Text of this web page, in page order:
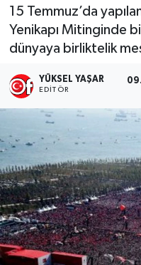
15 Temmuz’da
Yenikapı Mitinginde
dünyaya birliktelik
YÜKSEL YAŞAR
EDITÖR
Süper Lig Puan
Haber Arşivi